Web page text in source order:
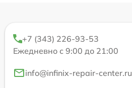
+7 (343) 226-93-53
Ежедневно с 9:00 до 21:00
info@infinix-repair-center.ru